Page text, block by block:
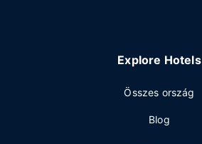
Explore Hotels
Összes ország
Blog